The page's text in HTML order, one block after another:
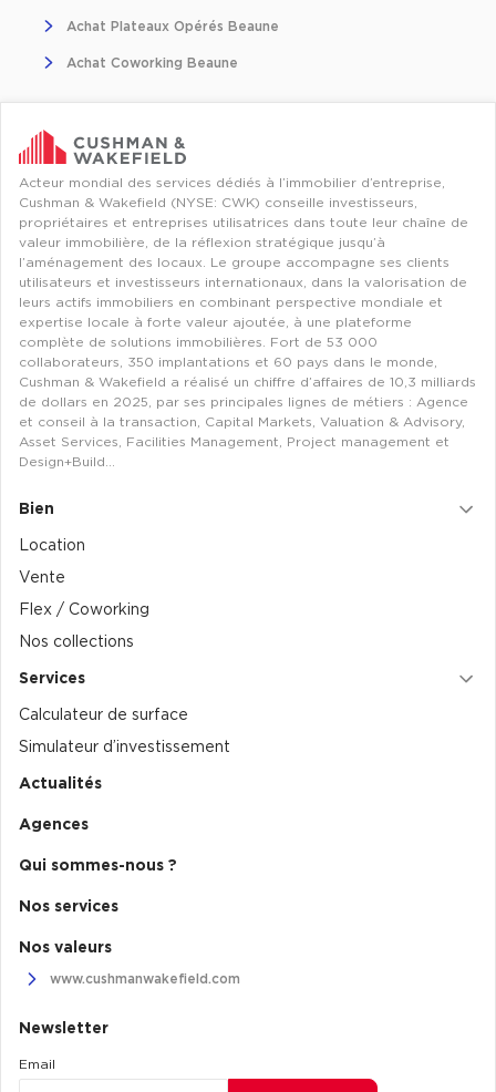
chargement
Entrepôts et Locaux d'activités - Programmes neufs
Location de plateformes Logistique
Location de plateformes Logistique à Aulnay-sous-Bois
Location de plateformes Logistique à Amiens
Location de plateformes Logistique à Marseille
Location de plateformes Logistique à Le Havre
Achat de plateformes Logistique
Achat de plateformes Logistique en Bretagne
Achat de plateformes Logistique à Lyon
Achat de plateformes Logistique à Marseille
Achat de plateformes Logistique à Dijon
Entrepôts logistique classe A
Entrepôts XXL
Location de Commerces
Location de Commerces à Paris
Location de Commerces à Bordeaux
Location de Commerces à Toulouse
Location de Commerces à Reims
Achat Plateaux Opérés Beaune
Achat Coworking Beaune
Acteur mondial des services dédiés à l’immobilier d’entreprise,
Cushman & Wakefield (NYSE: CWK) conseille investisseurs,
propriétaires et entreprises utilisatrices dans toute leur chaîne de
valeur immobilière, de la réflexion stratégique jusqu’à
l’aménagement des locaux. Le groupe accompagne ses clients
utilisateurs et investisseurs internationaux, dans la valorisation de
leurs actifs immobiliers en combinant perspective mondiale et
expertise locale à forte valeur ajoutée, à une plateforme
complète de solutions immobilières. Fort de 53 000
collaborateurs, 350 implantations et 60 pays dans le monde,
Cushman & Wakefield a réalisé un chiffre d’affaires de 10,3 milliards
de dollars en 2025, par ses principales lignes de métiers : Agence
et conseil à la transaction, Capital Markets, Valuation & Advisory,
Asset Services, Facilities Management, Project management et
Design+Build…
Bien
Location
Vente
Flex / Coworking
Nos collections
Services
Calculateur de surface
Simulateur d’investissement
Actualités
Agences
Qui sommes-nous ?
Nos services
Nos valeurs
www.cushmanwakefield.com
Newsletter
Email